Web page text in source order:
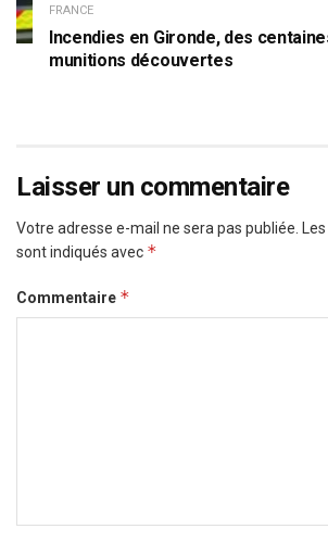
FRANCE
Incendies en Gironde, des
munitions découvertes
Laisser un commentaire
Votre adresse e-mail ne sera pas publiée.
sont indiqués avec *
Commentaire *